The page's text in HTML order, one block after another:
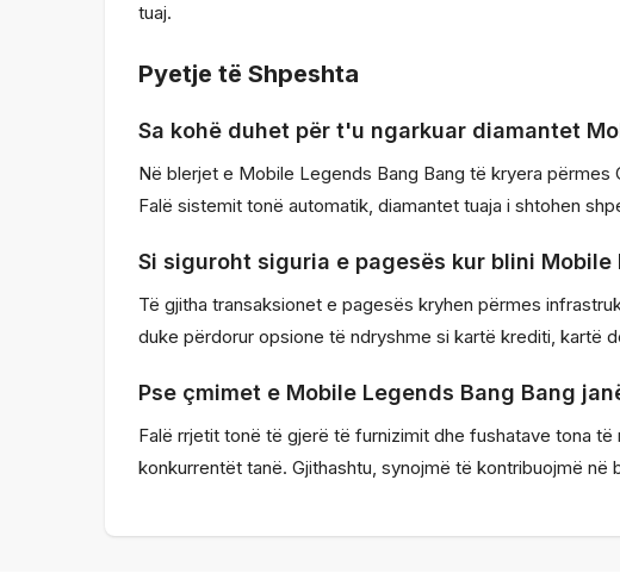
tuaj.
Pyetje të Shpeshta
Sa kohë duhet për t'u ngarkuar diamantet
Në blerjet e Mobile Legends Bang Bang të kryera
Falë sistemit tonë automatik, diamantet tuaja i shtohen
Si siguroht siguria e pagesës kur blini Mobile
Të gjitha transaksionet e pagesës kryhen përmes
duke përdorur opsione të ndryshme si kartë krediti, kartë
Pse çmimet e Mobile Legends Bang Bang
Falë rrjetit tonë të gjerë të furnizimit dhe fushatave tona
konkurrentët tanë. Gjithashtu, synojmë të kontribuojmë